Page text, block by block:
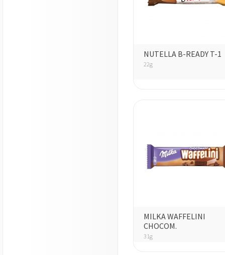
NUTELLA B-READY T-1
22g
MILKA WAFFELINI
CHOCOM.
31g